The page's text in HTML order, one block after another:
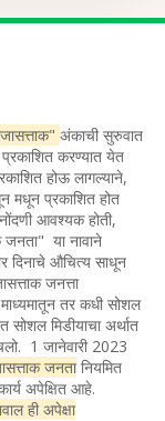
अंकाची सुरुवात
प्रकाशित करण्यात येत
होऊ लागल्याने,
मधून प्रकाशित होत
आवश्यक होती,
जनता" या नावाने
दिनाचे औचित्य साधून
जनत्ता
तर कधी सोशल
सोशल मिडीयाचा अर्थात
1 जानेवारी 2023
जनतानियमित
अपेक्षित आहे.
ही अपेक्षा